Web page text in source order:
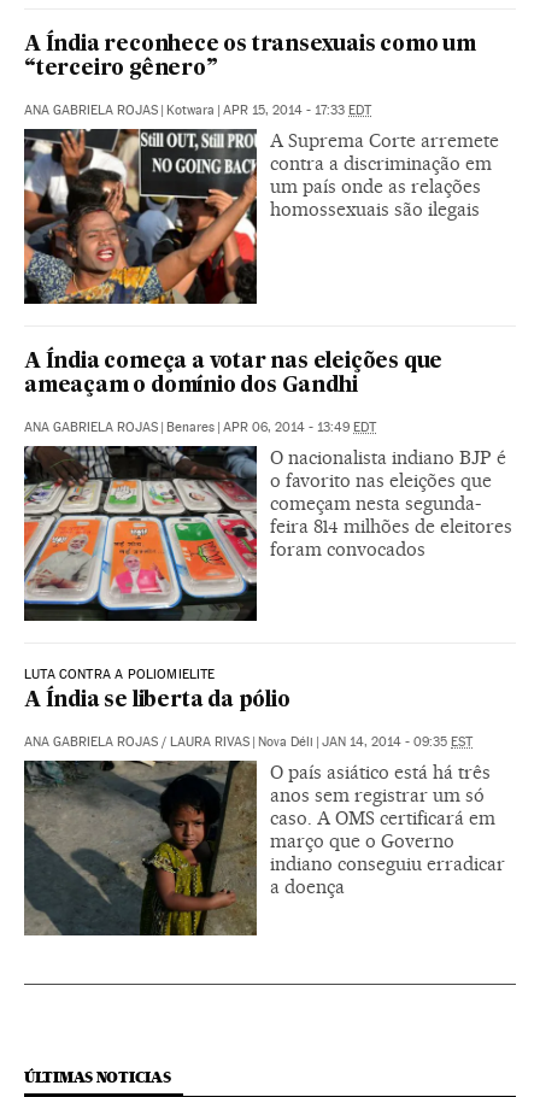
A Índia reconhece os transexuais como um
“terceiro gênero”
ANA GABRIELA ROJAS | Kotwara | APR 15, 2014 - 17:33 EDT
A Suprema Corte arremete
contra a discriminação em
um país onde as relações
homossexuais são ilegais
A Índia começa a votar nas eleições que
ameaçam o domínio dos Gandhi
ANA GABRIELA ROJAS | Benares | APR 06, 2014 - 13:49 EDT
O nacionalista indiano BJP é
o favorito nas eleições que
começam nesta segunda-
feira 814 milhões de eleitores
foram convocados
LUTA CONTRA A POLIOMIELITE
A Índia se liberta da pólio
ANA GABRIELA ROJAS / LAURA RIVAS | Nova Déli | JAN 14, 2014 - 09:35 EST
O país asiático está há três
anos sem registrar um só
caso. A OMS certificará em
março que o Governo
indiano conseguiu erradicar
a doença
ÚLTIMAS NOTICIAS